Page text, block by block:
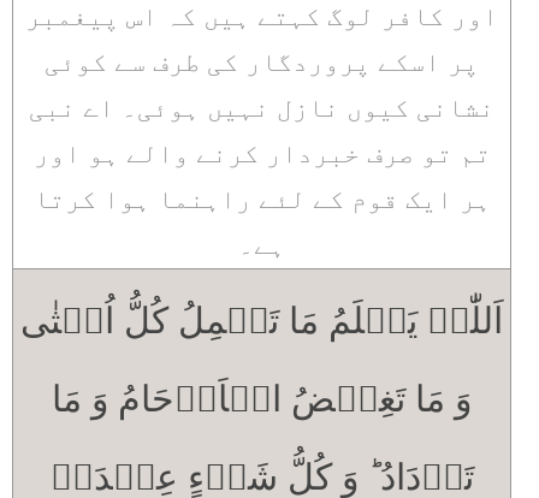
اور کافر لوگ کہتے ہیں کہ اس پیغمبر
پر اسکے پروردگار کی طرف سے کوئی
نشانی کیوں نازل نہیں ہوئی۔ اے نبی
تم تو صرف خبردار کرنے والے ہو اور
ہر ایک قوم کے لئے راہنما ہوا کرتا
ہے۔
اَللّٰہُ یَعۡلَمُ مَا تَحۡمِلُ کُلُّ اُنۡثٰی
وَ مَا تَغِیۡضُ الۡاَرۡحَامُ وَ مَا
تَزۡدَادُ ؕ وَ کُلُّ شَیۡءٍ عِنۡدَہٗ